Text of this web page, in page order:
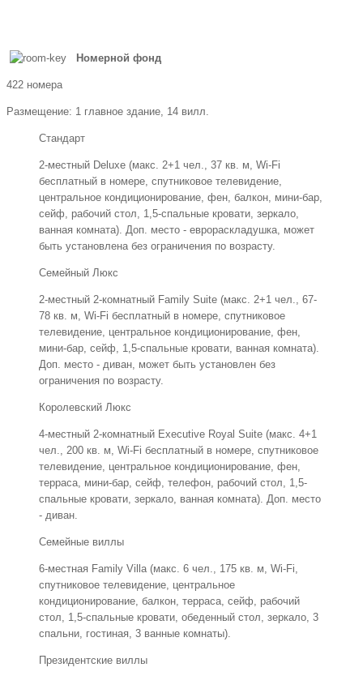
Номерной фонд
422 номера
Размещение: 1 главное здание, 14 вилл.
Стандарт
2-местный Deluxe (макс. 2+1 чел., 37 кв. м, Wi-Fi
бесплатный в номере, спутниковое телевидение,
центральное кондиционирование, фен, балкон, мини-бар,
сейф, рабочий стол, 1,5-спальные кровати, зеркало,
ванная комната). Доп. место - еврораскладушка, может
быть установлена без ограничения по возрасту.
Семейный Люкс
2-местный 2-комнатный Family Suite (макс. 2+1 чел., 67-
78 кв. м, Wi-Fi бесплатный в номере, спутниковое
телевидение, центральное кондиционирование, фен,
мини-бар, сейф, 1,5-спальные кровати, ванная комната).
Доп. место - диван, может быть установлен без
ограничения по возрасту.
Королевский Люкс
4-местный 2-комнатный Executive Royal Suite (макс. 4+1
чел., 200 кв. м, Wi-Fi бесплатный в номере, спутниковое
телевидение, центральное кондиционирование, фен,
терраса, мини-бар, сейф, телефон, рабочий стол, 1,5-
спальные кровати, зеркало, ванная комната). Доп. место
- диван.
Семейные виллы
6-местная Family Villa (макс. 6 чел., 175 кв. м, Wi-Fi,
спутниковое телевидение, центральное
кондиционирование, балкон, терраса, сейф, рабочий
стол, 1,5-спальные кровати, обеденный стол, зеркало, 3
спальни, гостиная, 3 ванные комнаты).
Президентские виллы